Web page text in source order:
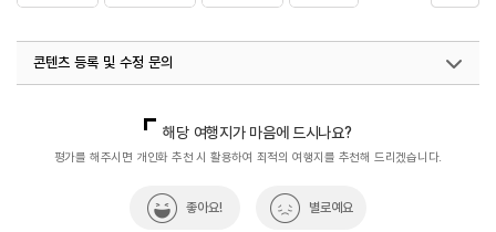
콘텐츠 등록 및 수정 문의
열린관광콘텐츠팀(열린관광-모두의여행)
033-738-3425
해당 여행지가 마음에 드시나요?
평가를 해주시면 개인화 추천 시 활용하여 최적의 여행지를 추천해 드리겠습니다.
좋아요! 별로예요